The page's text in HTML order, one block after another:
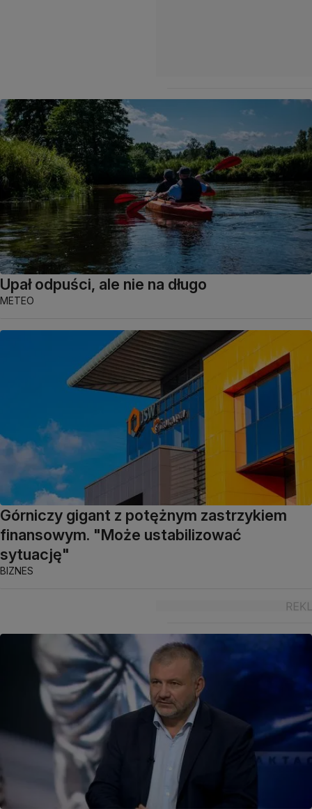
Upał odpuści, ale nie na długo
METEO
Górniczy gigant z potężnym zastrzykiem
finansowym. "Może ustabilizować
sytuację"
BIZNES